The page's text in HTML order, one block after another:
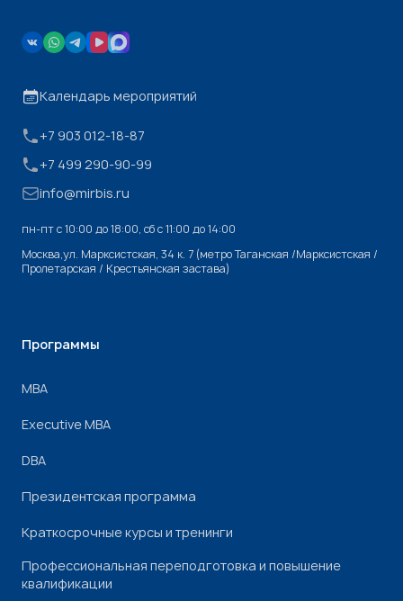
Календарь мероприятий
+7 903 012-18-87
+7 499 290-90-99
info@mirbis.ru
пн-пт с 10:00 до 18:00, cб с 11:00 до 14:00
Москва,ул. Марксистская, 34 к. 7 (метро Таганская /Марксистская /
Пролетарская / Крестьянская застава)
Программы
МВА
Executive MBA
DBA
Президентская программа
Краткосрочные курсы и тренинги
Профессиональная переподготовка и повышение
квалификации